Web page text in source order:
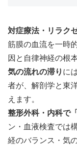
対症療法・リラク
筋膜の血流を一時
因と自律神経の根
気の流れの滞り に
者が、解剖学と東
えます。
整形外科・内科で
ン・血液検査では
経のバランス・気